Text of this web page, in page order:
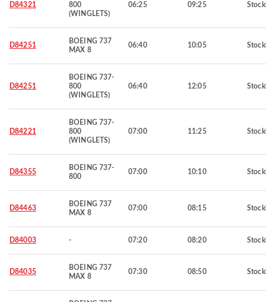
D84321
800
(WINGLETS)
06:25 09:25
D84251
BOEING 737
MAX 8
06:40 10:05
D84251
BOEING 737-
800
(WINGLETS)
06:40 12:05
D84221
BOEING 737-
800
(WINGLETS)
07:00 11:25
D84355
BOEING 737-
800
07:00 10:10
D84463
BOEING 737
MAX 8
07:00 08:15
D84003 - 07:20 08:20
D84035
BOEING 737
MAX 8
07:30 08:50